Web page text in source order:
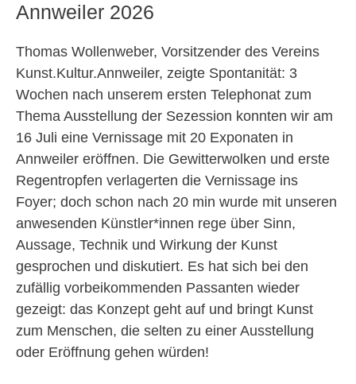
Annweiler 2026
Thomas Wollenweber, Vorsitzender des Vereins
Kunst.Kultur.Annweiler, zeigte Spontanität: 3
Wochen nach unserem ersten Telephonat zum
Thema Ausstellung der Sezession konnten wir am
16 Juli eine Vernissage mit 20 Exponaten in
Annweiler eröffnen. Die Gewitterwolken und erste
Regentropfen verlagerten die Vernissage ins
Foyer; doch schon nach 20 min wurde mit unseren
anwesenden Künstler*innen rege über Sinn,
Aussage, Technik und Wirkung der Kunst
gesprochen und diskutiert. Es hat sich bei den
zufällig vorbeikommenden Passanten wieder
gezeigt: das Konzept geht auf und bringt Kunst
zum Menschen, die selten zu einer Ausstellung
oder Eröffnung gehen würden!